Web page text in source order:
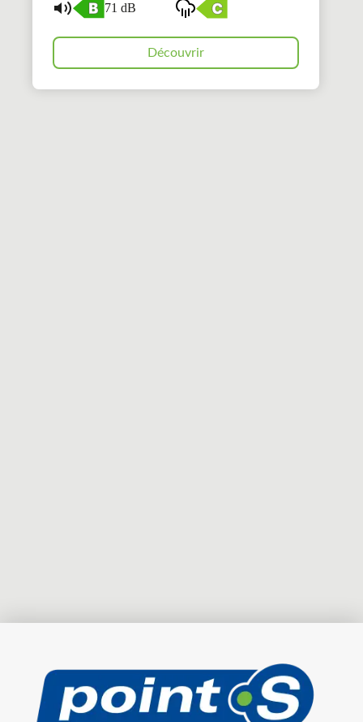
71 dB
Découvrir